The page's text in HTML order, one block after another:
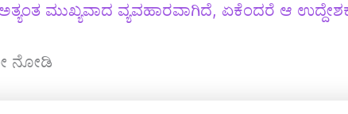
ಮುಖ್ಯವಾದ ವ್ಯವಹಾರವಾಗಿದೆ, ಏಕೆಂದರೆ ಆ
ನೋಡಿ